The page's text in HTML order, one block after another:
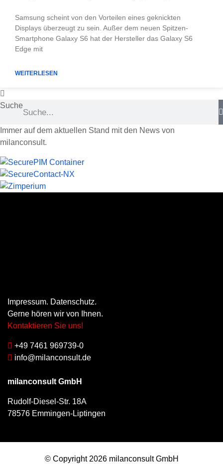
Samsung scheint von den Vorteilen eines geknickten
Displays überzeugt zu sein. Außer dem neuen Spitzen-
Smartphone Galaxy S6 hat der Hersteller das Galaxy S6
Edge mit
WEITERLESEN
Suche
Immer auf dem aktuellen Stand mit den News von
milanconsult.
Impressum. Datenschutz.
Gerne hören wir von Ihnen.
Kontaktieren Sie uns!
+49 7461 969739-0
info@milanconsult.de
milanconsult GmbH
Rudolf-Diesel-Str. 18A
78576 Emmingen-Liptingen
© Copyright 2026 milanconsult GmbH